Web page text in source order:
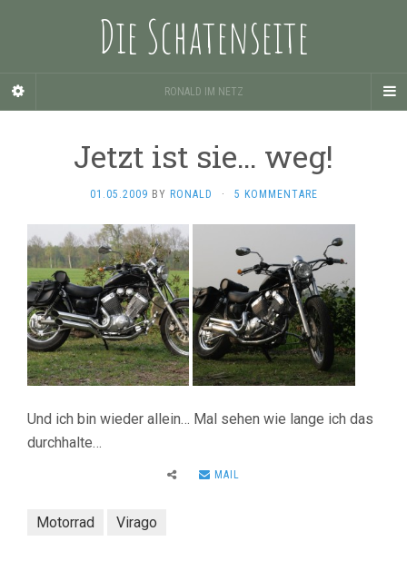
Die Schatenseite
RONALD IM NETZ
Jetzt ist sie… weg!
01.05.2009 BY RONALD · 5 KOMMENTARE
Und ich bin wieder allein… Mal sehen wie lange ich das
durchhalte…
MAIL
Motorrad Virago